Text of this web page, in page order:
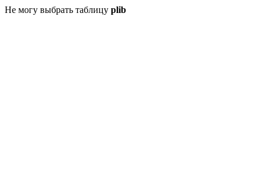
Не могу выбрать таблицу plib